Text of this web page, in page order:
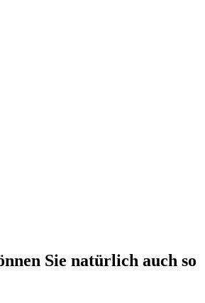
Sie natürlich auch so